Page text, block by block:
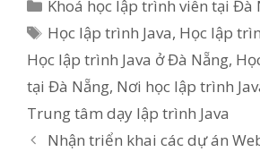
Khoá học lập trình viên tại Đà
Tags
Học lập trình Java, Học lập
Học lập trình Java ở Đà Nẵng,
tại Đà Nẵng, Nơi học lập trình
Trung tâm dạy lập trình Java
Nhận triển khai các dự án